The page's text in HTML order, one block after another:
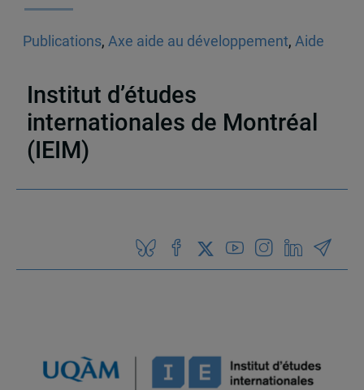
Publications, Axe aide au développement, Aide
collaboratrices de la Chaire C.-A. Poissant
Institut d’études
internationales de Montréal
(IEIM)